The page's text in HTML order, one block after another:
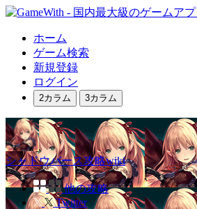
ホーム
ゲーム検索
新規登録
ログイン
2カラム 3カラム
シャドウバース攻略wiki
他の攻略
Twitter